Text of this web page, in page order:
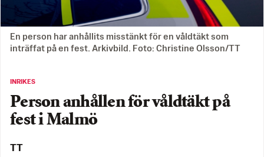
En person har anhållits misstänkt för en våldtäkt som
inträffat på en fest. Arkivbild. Foto: Christine Olsson/TT
INRIKES
Person anhållen för våldtäkt på
fest i Malmö
TT